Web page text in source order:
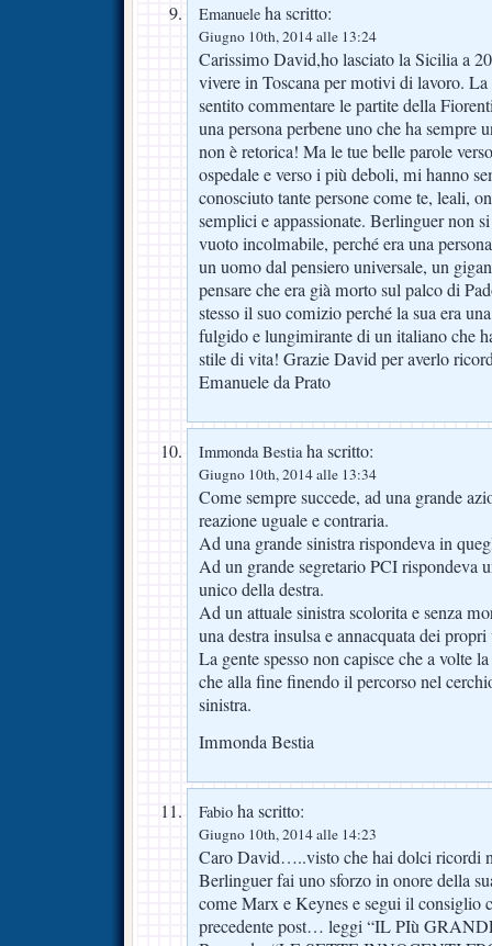
Emanuele ha scritto:
Giugno 10th, 2014 alle 13:24
Carissimo David,ho lasciato la Sicilia a
vivere in Toscana per motivi di lavoro.
sentito commentare le partite della
una persona perbene uno che ha sempre
non è retorica! Ma le tue belle parole
ospedale e verso i più deboli, mi hanno
conosciuto tante persone come te, leali,
semplici e appassionate. Berlinguer non
vuoto incolmabile, perché era una
un uomo dal pensiero universale, un
pensare che era già morto sul palco di
stesso il suo comizio perché la sua era
fulgido e lungimirante di un italiano che
stile di vita! Grazie David per averlo
Emanuele da Prato
Immonda Bestiaha scritto:
Giugno 10th, 2014 alle 13:34
Come sempre succede, ad una grande
reazione uguale e contraria.
Ad una grande sinistra rispondeva in
Ad un grande segretario PCI rispondeva
unico della destra.
Ad un attuale sinistra scolorita e senza
una destra insulsa e annacquata dei
La gente spesso non capisce che a volte
che alla fine finendo il percorso nel
sinistra.
Immonda Bestia
Fabio ha scritto:
Giugno 10th, 2014 alle 14:23
Caro David…..visto che hai dolci ricordi
Berlinguer fai uno sforzo in onore della
come Marx e Keynes e segui il consiglio
precedente post… leggi “IL PIù